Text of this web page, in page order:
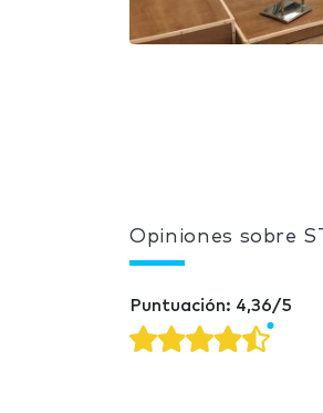
Opiniones sobre
Puntuación: 4,36/5